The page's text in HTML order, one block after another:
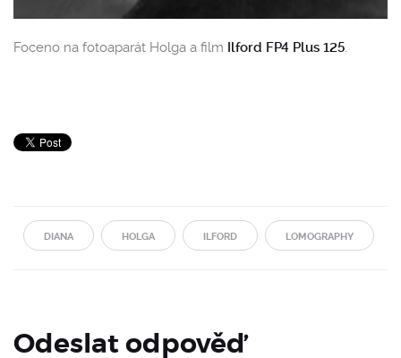
Foceno na fotoaparát Holga a film Ilford FP4 Plus 125
DIANA HOLGA ILFORD LOMOGRAPHY
Odeslat odpověď